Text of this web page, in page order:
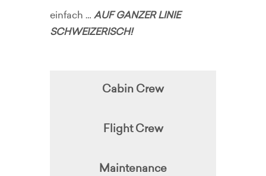
einfach … AUF GANZER LINIE
SCHWEIZERISCH!
Cabin Crew
Flight Crew
Maintenance